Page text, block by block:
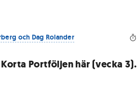
och Dag Rolander
Portföljen här (vecka 3).